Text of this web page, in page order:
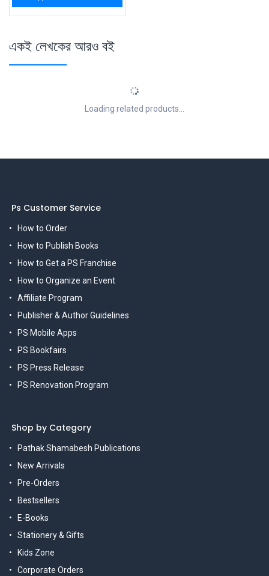
একই লেখকের আরও বই
Loading related products...
Ps Customer Service
How to Order
How to Publish Books
How to Get a PS Franchise
How to Organize an Event
Affiliate Program
Publisher & Author Guidelines
PS Mobile Apps
PS Bookfairs
PS Press Release
PS Renovation Program
Shop by Category
Pathak Shamabesh Publications
New Arrivals
Pre-Orders
Bestsellers
E-Books
Stationery & Gifts
Kids Zone
Corporate Orders